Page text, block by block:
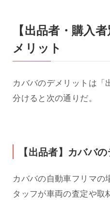
【出品者・購入
メリット
カババのデメリットは「
分けると次の通りだ。
【出品者】カババ
カババの自動車フリマの
タッフが車両の査定や取